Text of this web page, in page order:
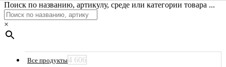
Поиск по названию, артикулу, среде или категории товара ...
×
Все продукты4 606